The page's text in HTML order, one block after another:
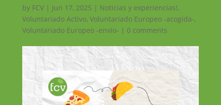
by FCV| Jun 17, 2025 | Noticias y experiencias!,
Voluntariado Activo, Voluntariado Europeo -acogida-,
Voluntariado Europeo -envío- | 0 comments